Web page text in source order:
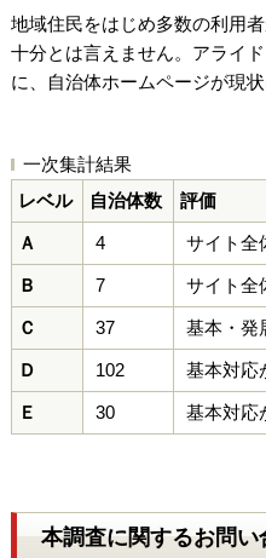
地域住民をはじめ多数の利用
十分とは言えません。アライ
に、自治体ホームページが現
一次集計結果
レベル
自治体数 評価
Ａ 4 サイト全
Ｂ 7 サイト全
Ｃ 37 基本・発
Ｄ 102 基本対応
Ｅ 30 基本対応
本調査に関するお問い